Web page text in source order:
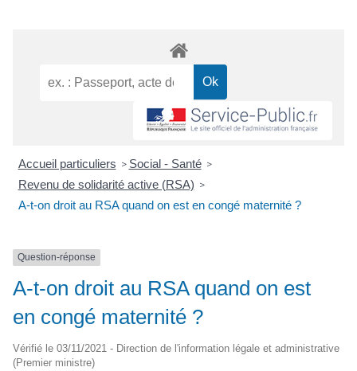
Accueil particuliers > Social - Santé >
Revenu de solidarité active (RSA) >
A-t-on droit au RSA quand on est en congé maternité ?
Question-réponse
A-t-on droit au RSA quand on est
en congé maternité ?
Vérifié le 03/11/2021 - Direction de l'information légale et administrative
(Premier ministre)